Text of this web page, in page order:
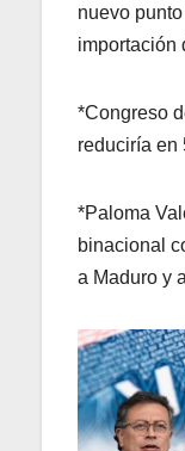
nuevo
importación
*Congreso
reduciría en
*Paloma
binacional
a Maduro y